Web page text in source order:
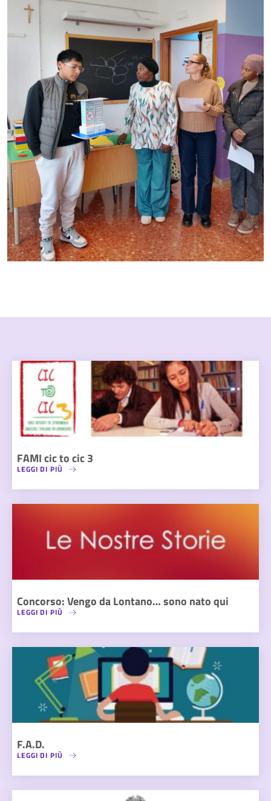
FAMI cic to cic 3
LEGGI DI PIÙ
Concorso: Vengo da Lontano… sono nato qui
LEGGI DI PIÙ
F.A.D.
LEGGI DI PIÙ